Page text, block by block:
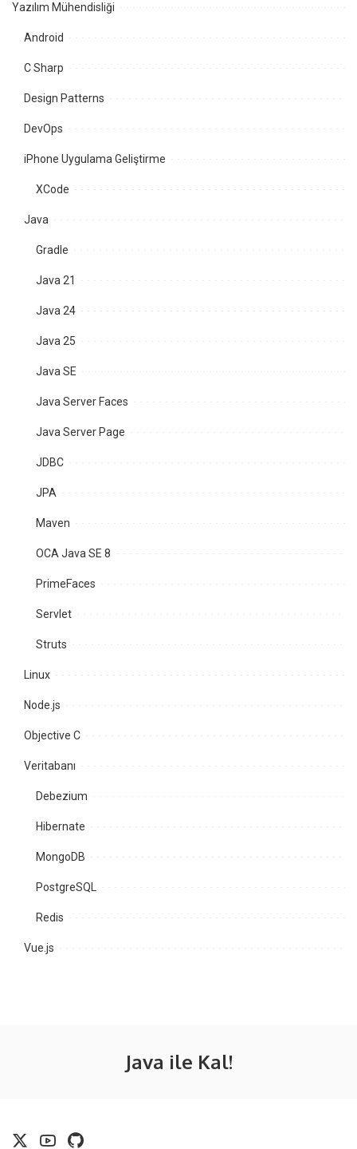
Yazılım Mühendisliği
Android
C Sharp
Design Patterns
DevOps
iPhone Uygulama Geliştirme
XCode
Java
Gradle
Java 21
Java 24
Java 25
Java SE
Java Server Faces
Java Server Page
JDBC
JPA
Maven
OCA Java SE 8
PrimeFaces
Servlet
Struts
Linux
Node.js
Objective C
Veritabanı
Debezium
Hibernate
MongoDB
PostgreSQL
Redis
Vue.js
Java ile Kal!